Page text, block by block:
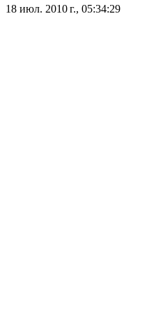
18 июл. 2010 г., 05:34:29